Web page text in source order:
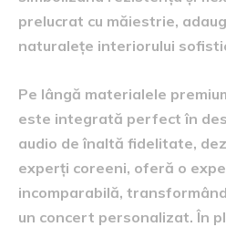
prelucrat cu măiestrie,
naturalețe interiorului
Pe lângă materialele
este integrată perfect în
audio de înaltă fidelitate,
experți coreeni, oferă o
incomparabilă,
un concert personalizat. În